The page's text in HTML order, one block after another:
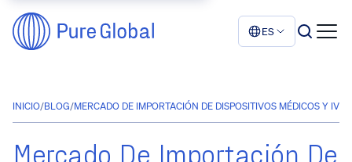
ES
INICIO/BLOG/MERCADO DE IMPORTACIÓN DE DISPOSITIVOS MÉDICOS Y IVD
Mercado De Importación De